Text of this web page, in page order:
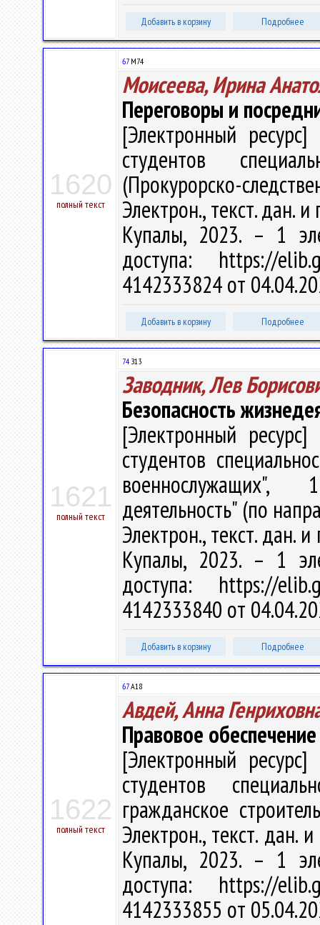
Добавить в корзину Подробнее
1620
полный текст
67М74
Моисеева, Ирина
Переговоры и
[Электронный
студентов
(Прокурорско-
Электрон., текст. дан.
Купалы, 2023. – 1
доступа: https://
4142333824 от
Добавить в корзину Подробнее
1621
полный текст
74 З13
Заводник, Лев
Безопасность
[Электронный
студентов
военнослужащих",
деятельность" (по
Электрон., текст. дан.
Купалы, 2023. – 1
доступа: https://
4142333840 от
Добавить в корзину Подробнее
1622
полный текст
67А18
Авдей, Анна
Правовое
[Электронный
студентов
гражданское
Электрон., текст. дан.
Купалы, 2023. – 1
доступа: https://
4142333855 от